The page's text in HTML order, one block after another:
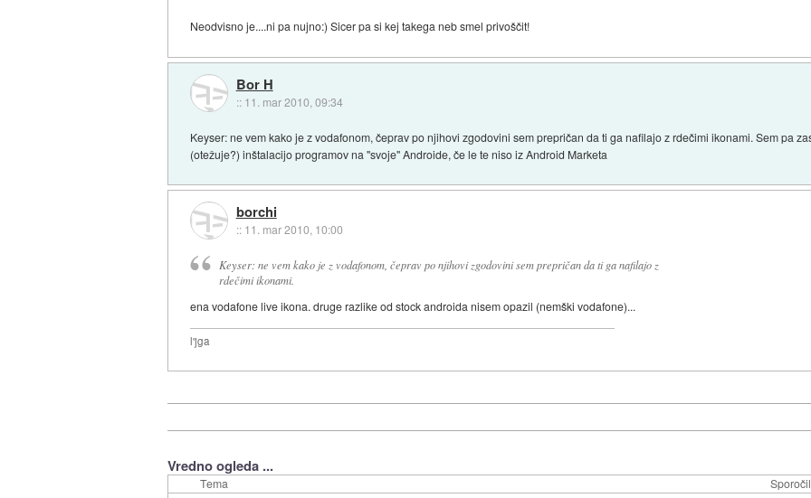
Neodvisno je....ni pa nujno:) Sicer pa si kej takega neb smel privoščit!
Bor H
:: 11. mar 2010, 09:34
Keyser: ne vem kako je z vodafonom, čeprav po njihovi zgodovini sem prepričan da ti ga nafilajo z rdečimi ikonami. Sem pa
(otežuje?) inštalacijo programov na "svoje" Androide, če le te niso iz Android Marketa
borchi
:: 11. mar 2010, 10:00
Keyser: ne vem kako je z vodafonom, čeprav po njihovi zgodovini sem prepričan da ti ga nafilajo z
rdečimi ikonami.
ena vodafone live ikona. druge razlike od stock androida nisem opazil (nemški vodafone)...
l'jga
Vredno ogleda ...
Tema